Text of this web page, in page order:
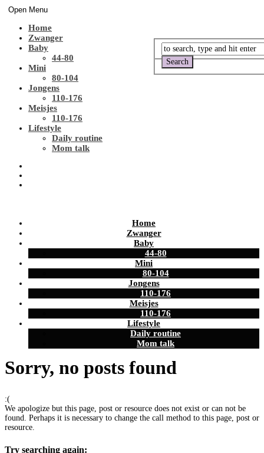
Open Menu
Home
Zwanger
Baby
44-80
Mini
80-104
Jongens
110-176
Meisjes
110-176
Lifestyle
Daily routine
Mom talk
Home
Zwanger
Baby
44-80
Mini
80-104
Jongens
110-176
Meisjes
110-176
Lifestyle
Daily routine
Mom talk
Sorry, no posts found
:(
We apologize but this page, post or resource does not exist or can not be
found. Perhaps it is necessary to change the call method to this page, post or
resource.
Try searching again: